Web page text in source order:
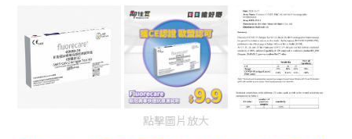
點擊圖片放大